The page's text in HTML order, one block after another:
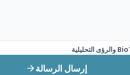
إرسال الرسالة